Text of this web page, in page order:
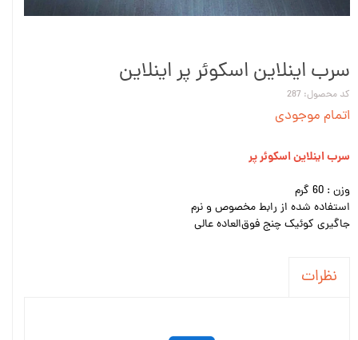
سرب اینلاین اسکوئر پر اینلاین
کد محصول: 287
اتمام موجودی
سرب اینلاین اسکوئر پر
وزن : 60 گرم
استفاده شده از رابط مخصوص و نرم
جاگیری کوئیک چنج فوق‌العاده عالی
نظرات